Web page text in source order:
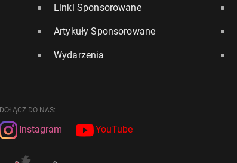
Linki Sponsorowane
Artykuły Sponsorowane
Wydarzenia
DOŁĄCZ DO NAS:
Instagram YouTube